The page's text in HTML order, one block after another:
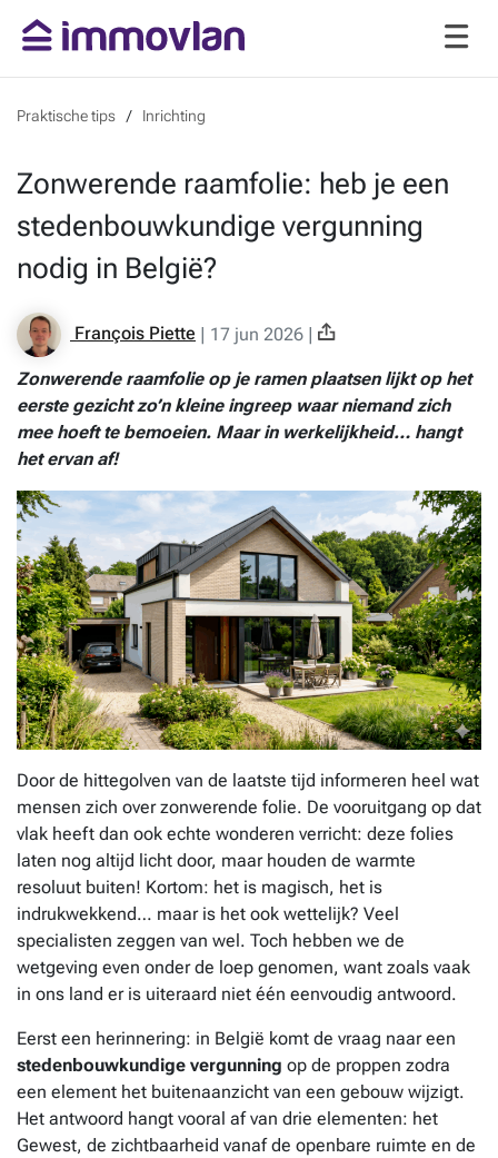
Praktische tips Inrichting
Zonwerende raamfolie: heb je een
stedenbouwkundige vergunning
nodig in België?
François Piette | 17 jun 2026 |
Zonwerende raamfolie op je ramen plaatsen lijkt op het
eerste gezicht zo’n kleine ingreep waar niemand zich
mee hoeft te bemoeien. Maar in werkelijkheid… hangt
het ervan af!
Door de hittegolven van de laatste tijd informeren heel wat
mensen zich over zonwerende folie. De vooruitgang op dat
vlak heeft dan ook echte wonderen verricht: deze folies
laten nog altijd licht door, maar houden de warmte
resoluut buiten! Kortom: het is magisch, het is
indrukwekkend… maar is het ook wettelijk? Veel
specialisten zeggen van wel. Toch hebben we de
wetgeving even onder de loep genomen, want zoals vaak
in ons land er is uiteraard niet één eenvoudig antwoord.
Eerst een herinnering: in België komt de vraag naar een
stedenbouwkundige vergunning op de proppen zodra
een element het buitenaanzicht van een gebouw wijzigt.
Het antwoord hangt vooral af van drie elementen: het
Gewest, de zichtbaarheid vanaf de openbare ruimte en de